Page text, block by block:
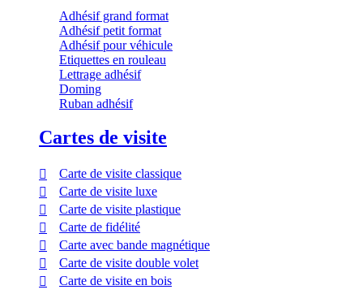
Adhésif grand format
Adhésif petit format
Adhésif pour véhicule
Etiquettes en rouleau
Lettrage adhésif
Doming
Ruban adhésif
Cartes de visite
Carte de visite classique
Carte de visite luxe
Carte de visite plastique
Carte de fidélité
Carte avec bande magnétique
Carte de visite double volet
Carte de visite en bois